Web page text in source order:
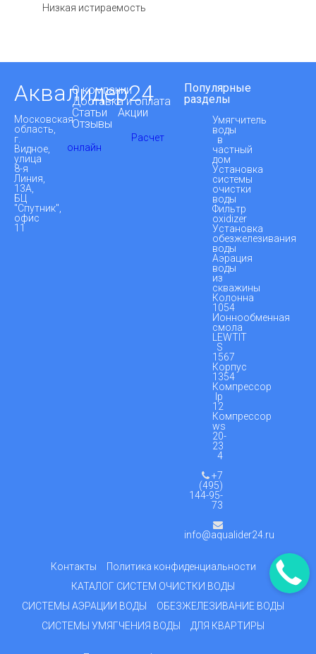
Низкая истираемость
Аквалидер24
Московская
область,
г.
Видное,
улица
8-я
Линия,
13А,
БЦ
"Спутник",
офис
11
О компании
Доставка и оплата
Статьи
Акции
Отзывы
Расчет
онлайн
Популярные
разделы
Умягчитель
воды
в
частный
дом
Установка
системы
очистки
воды
Фильтр
oxidizer
Установка
обезжелезивания
воды
Аэрация
воды
из
скважины
Колонна
1054
Ионнообменная
смола
LEWTIT
S
1567
Корпус
1354
Компрессор
lp
12
Компрессор
ws
20-
23
4
+7
(495)
144-95-
73
info@aqualider24.ru
Контакты
Политика конфиденциальности
КАТАЛОГ СИСТЕМ ОЧИСТКИ ВОДЫ
СИСТЕМЫ АЭРАЦИИ ВОДЫ
ОБЕЗЖЕЛЕЗИВАНИЕ ВОДЫ
СИСТЕМЫ УМЯГЧЕНИЯ ВОДЫ
ДЛЯ КВАРТИРЫ